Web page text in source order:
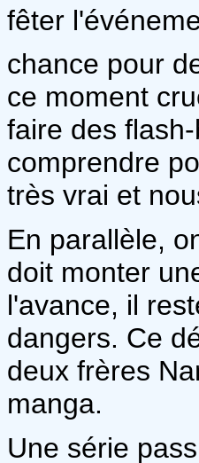
fêter
chance pour
ce moment
faire des
comprendre
très vrai et
En parallèle,
doit monter
l'avance, il
dangers. Ce
deux frères
manga.
Une série